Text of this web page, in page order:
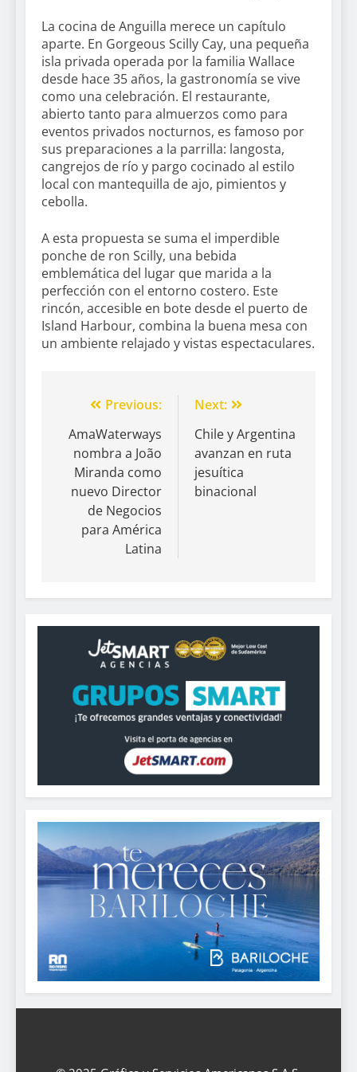
La cocina de Anguilla merece un capítulo
aparte. En Gorgeous Scilly Cay, una pequeña
isla privada operada por la familia Wallace
desde hace 35 años, la gastronomía se vive
como una celebración. El restaurante,
abierto tanto para almuerzos como para
eventos privados nocturnos, es famoso por
sus preparaciones a la parrilla: langosta,
cangrejos de río y pargo cocinado al estilo
local con mantequilla de ajo, pimientos y
cebolla.
A esta propuesta se suma el imperdible
ponche de ron Scilly, una bebida
emblemática del lugar que marida a la
perfección con el entorno costero. Este
rincón, accesible en bote desde el puerto de
Island Harbour, combina la buena mesa con
un ambiente relajado y vistas espectaculares.
Previous:
AmaWaterways
nombra a João
Miranda como
nuevo Director
de Negocios
para América
Latina
Next:
Chile y Argentina
avanzan en ruta
jesuítica
binacional